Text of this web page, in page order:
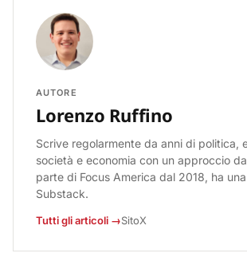
AUTORE
Lorenzo Ruffino
Scrive regolarmente da anni di politica,
società e economia con un approccio
parte di Focus America dal 2018, ha
Substack.
Tutti gli articoli →SitoX